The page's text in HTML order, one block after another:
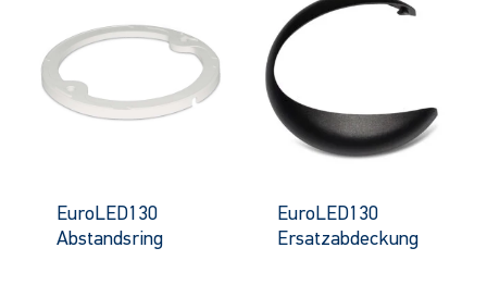
EuroLED130
Abstandsring
EuroLED130
Ersatzabdeckung